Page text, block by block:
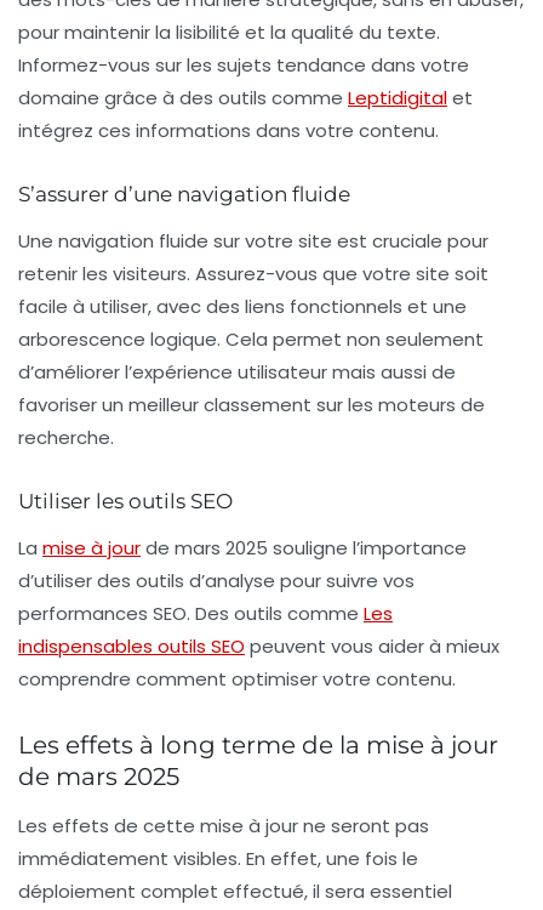
pour maintenir la lisibilité et la qualité du texte.
Informez-vous sur les sujets tendance dans votre
domaine grâce à des outils comme Leptidigitalet
intégrez ces informations dans votre contenu.
S’assurer d’une navigation fluide
Une navigation fluide sur votre site est cruciale pour
retenir les visiteurs. Assurez-vous que votre site soit
facile à utiliser, avec des liens fonctionnels et une
arborescence logique. Cela permet non seulement
d’améliorer l’expérience utilisateur mais aussi de
favoriser un meilleur classement sur les moteurs de
recherche.
Utiliser les outils SEO
La mise à jourde mars 2025 souligne l’importance
d’utiliser des outils d’analyse pour suivre vos
performances SEO. Des outils comme Les
indispensables outils SEO peuvent vous aider à mieux
comprendre comment optimiser votre contenu.
Les effets à long terme de la mise à jour
de mars 2025
Les effets de cette mise à jour ne seront pas
immédiatement visibles. En effet, une fois le
déploiement complet effectué, il sera essentiel